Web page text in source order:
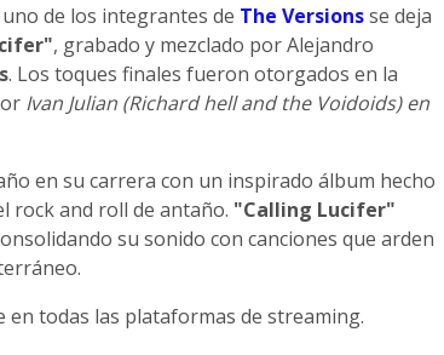
de los integrantes de The Versionsse deja
, grabado y mezclado por Alejandro
. Los toques finales fueron otorgados en la
Ivan Julian (Richard hell and the Voidoids) en
en su carrera con un inspirado álbum hecho
rock and roll de antaño. "Calling Lucifer"
su sonido con canciones que arden
en todas las plataformas de streaming.